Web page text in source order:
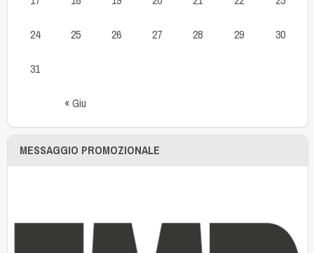
« Giu
24 25 26 27 28 29 30
31
MESSAGGIO PROMOZIONALE